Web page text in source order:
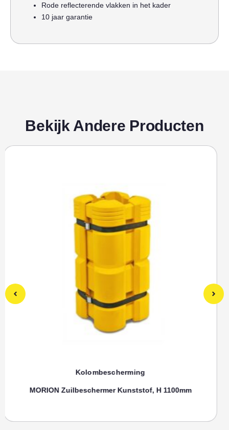
Rode reflecterende vlakken in het kader
10 jaar garantie
Bekijk Andere Producten
Kolombescherming
Toebehoren, SPANRIEM MORION Zuilenbeschermer